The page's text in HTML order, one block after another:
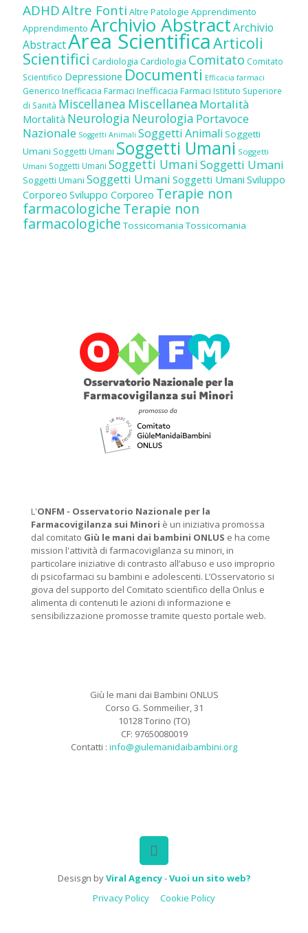
ADHDAltre Fonti Altre Patologie Apprendimento
Apprendimento Archivio AbstractArchivio
AbstractArea ScientificaArticoli
Scientifici Cardiologia Cardiologia Comitato Comitato
Scientifico Depressione Documenti Efficacia farmaci
Generico Inefficacia Farmaci Inefficacia Farmaci Istituto Superiore
di Sanità Miscellanea Miscellanea Mortalità
Mortalità Neurologia Neurologia Portavoce
Nazionale Soggetti Animali Soggetti Animali Soggetti
Umani Soggetti Umani Soggetti Umani Soggetti
Umani Soggetti Umani Soggetti UmaniSoggetti Umani
Soggetti Umani Soggetti Umani Soggetti Umani Sviluppo
Corporeo Sviluppo Corporeo Terapie non
farmacologicheTerapie non
farmacologiche Tossicomania Tossicomania
L'ONFM - Osservatorio Nazionale per la
Farmacovigilanza sui Minori è un iniziativa promossa
dal comitato Giù le mani dai bambini ONLUS e ha come
mission l'attività di farmacovigilanza su minori, in
particolare iniziative di contrasto all’abuso e uso improprio
di psicofarmaci su bambini e adolescenti. L’Osservatorio si
giova del supporto del Comitato scientifico della Onlus e
alimenta di contenuti le azioni di informazione e
sensibilizzazione promosse tramite questo portale web.
Giù le mani dai Bambini ONLUS
Corso G. Sommeilier, 31
10128 Torino (TO)
CF: 97650080019
Contatti : info@giulemanidaibambini.org
Desisgn byViral Agency-Vuoi un sito web?
Privacy Policy
Cookie Policy